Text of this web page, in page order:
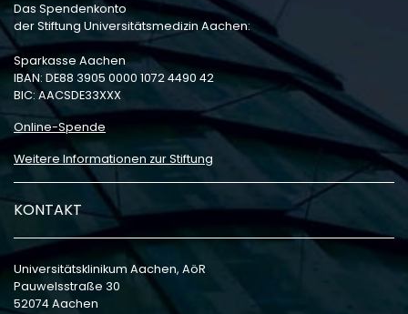
Das Spendenkonto
der Stiftung Universitätsmedizin Aachen:
Sparkasse Aachen
IBAN: DE88 3905 0000 1072 4490 42
BIC: AACSDE33XXX
Online-Spende
Weitere Informationen zur Stiftung
KONTAKT
Universitätsklinikum Aachen, AöR
Pauwelsstraße 30
52074 Aachen